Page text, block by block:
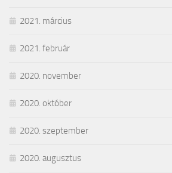
2021. március
2021. február
2020. november
2020. október
2020. szeptember
2020. augusztus